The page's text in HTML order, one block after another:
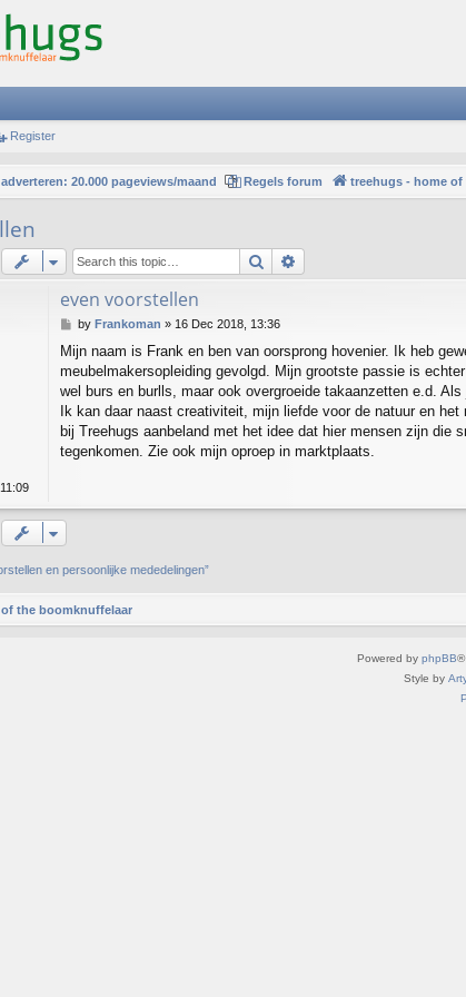
Register
20.000 pageviews/maand Regels forum treehugs - home
Search
even voorstellen
P
s
t
by Frankoman » 16 Dec 2018, 13:36
Mijn naam is Frank en ben van oorsprong hovenier. Ik heb
meubelmakersopleiding gevolgd. Mijn grootste passie is
wel burs en burlls, maar ook overgroeide takaanzetten e.d.
Ik kan daar naast creativiteit, mijn liefde voor de natuur en
bij Treehugs aanbeland met het idee dat hier mensen zijn
tegenkomen. Zie ook mijn oproep in marktplaats.
en persoonlijke mededelingen”
the boomknuffelaar
Powered by phpBB®
Style by